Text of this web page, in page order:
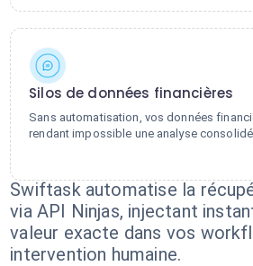
Silos de données financières
Sans automatisation, vos données
rendant impossible une analyse
Swiftask automatise la
via API Ninjas, injectant
valeur exacte dans vos
intervention humaine.